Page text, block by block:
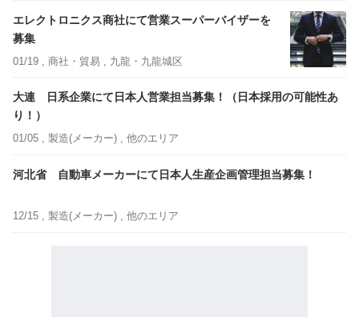
エレクトロニクス商社にて営業スーパーバイザーを
募集
01/19 , 商社・貿易 , 九龍・九龍城区
大連 日系企業にて日本人営業担当募集！（日本採用の可能性あ
り！）
01/05 , 製造(メーカー) , 他のエリア
河北省 自動車メーカーにて日本人生産企画管理担当募集！
12/15 , 製造(メーカー) , 他のエリア